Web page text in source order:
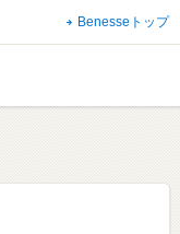
Benesseトップ